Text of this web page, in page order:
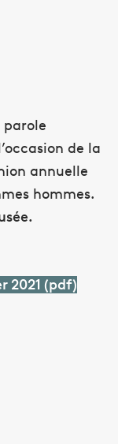
parole
de la
annuelle
hommes.
2021 (pdf)